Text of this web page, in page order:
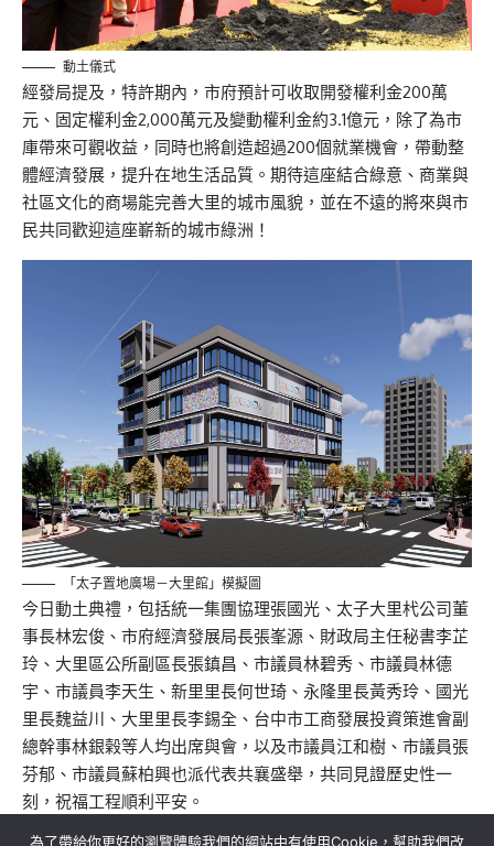
動土儀式
經發局提及，特許期內，市府預計可收取開發權利金200萬
元、固定權利金2,000萬元及變動權利金約3.1億元，除了為市
庫帶來可觀收益，同時也將創造超過200個就業機會，帶動整
體經濟發展，提升在地生活品質。期待這座結合綠意、商業與
社區文化的商場能完善大里的城市風貌，並在不遠的將來與市
民共同歡迎這座嶄新的城市綠洲！
「太子置地廣場－大里館」模擬圖
今日動土典禮，包括統一集團協理張國光、太子大里杙公司董
事長林宏俊、市府經濟發展局長張峯源、財政局主任秘書李芷
玲、大里區公所副區長張鎮昌、市議員林碧秀、市議員林德
宇、市議員李天生、新里里長何世琦、永隆里長黃秀玲、國光
里長魏益川、大里里長李錫全、台中市工商發展投資策進會副
總幹事林銀榖等人均出席與會，以及市議員江和樹、市議員張
芬郁、市議員蘇柏興也派代表共襄盛舉，共同見證歷史性一
刻，祝福工程順利平安。
為了帶給你更好的瀏覽體驗我們的網站中有使用Cookie，幫助我們改